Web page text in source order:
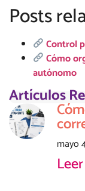
Posts
Control
Cómo
autónomo
Artículos
mayo